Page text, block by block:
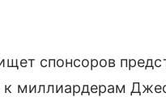
спонсоров
к миллиардерам